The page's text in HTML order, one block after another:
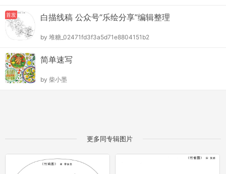
首发 白描线稿 公众号“乐绘分享”编辑整理
by 堆糖_02471fd3f3a5d71e8804151b2
简单速写
by 柴小墨
更多同专辑图片